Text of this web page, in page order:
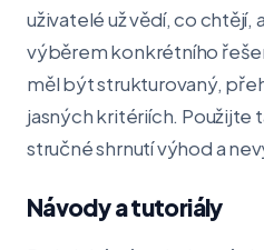
uživatelé už vědí, co chtějí,
výběrem konkrétního
měl být strukturovaný,
jasných kritériích. Použijte
stručné shrnutí výhod a
Návody a tutoriály